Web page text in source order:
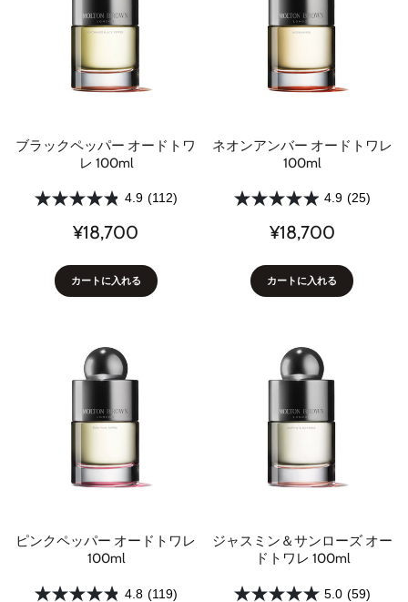
ブラックペッパー オードトワ
レ 100ml
4.9 (112)
¥18,700
カートに入れる
ネオンアンバー オードトワレ
100ml
4.9 (25)
¥18,700
カートに入れる
ピンクペッパー オードトワレ
100ml
4.8 (119)
ジャスミン＆サンローズ オー
ドトワレ 100ml
5.0 (59)